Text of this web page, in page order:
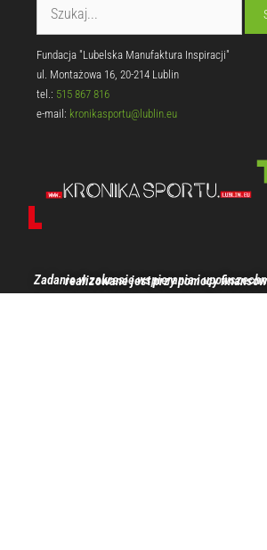
Fundacja "Lubelska Manufaktura Inspiracji"
ul. Montażowa 16, 20-214 Lublin
tel.: 515 867 816
e-mail: kronikasportu@lublin.eu
Zadanie w zakresie wspierania i upowszechniania kultury fizycznej realizowane jest